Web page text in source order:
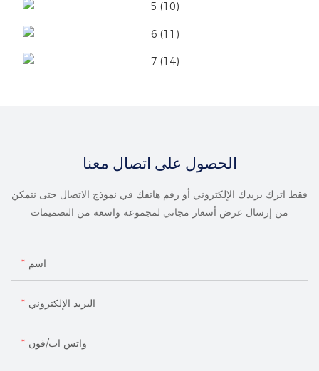
الحصول على اتصال معنا
فقط اترك بريدك الإلكتروني أو رقم هاتفك في نموذج الاتصال حتى نتمكن
من إرسال عرض أسعار مجاني لمجموعة واسعة من التصميمات
اسم
البريد الإلكتروني
واتس اب/فون